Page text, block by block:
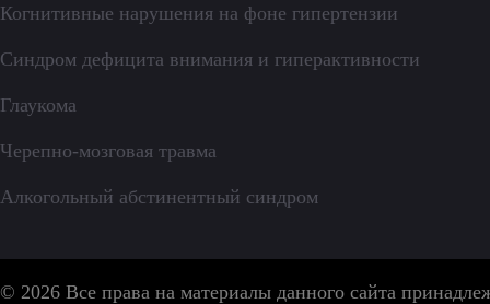
Когнитивные нарушения на фоне гипертензии
Синдром дефицита внимания и гиперактивности
Глаукома
Черепно-мозговая травма
Алкогольный абстинентный синдром
© 2026 Все права на материалы данного сайта